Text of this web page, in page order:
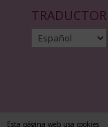
TRADUCTOR
Esta página web usa cookies